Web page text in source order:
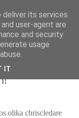
olika chriscledare
its services
user-agent are
and security
usage
IT